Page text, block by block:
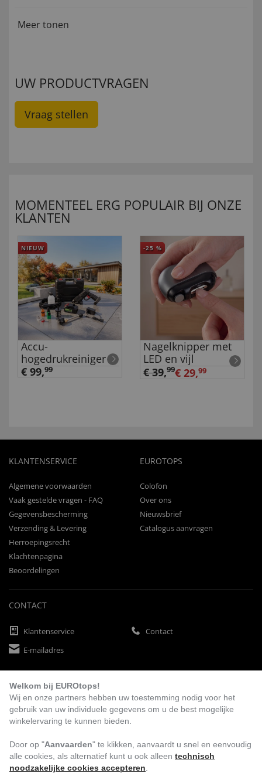
Meer tonen
UW PRODUCTVRAGEN
Vraag stellen
MOMENTEEL ERG POPULAIR BIJ ONZE
KLANTEN
NIEUW
Accu-
hogedrukreiniger
€ 99,99
-25 %
Nagelknipper met
LED en vijl
€ 39,99€ 29,99
KLANTENSERVICE
Algemene voorwaarden
Vaak gestelde vragen - FAQ
Gegevensbescherming
Verzending & Levering
Herroepingsrecht
Klachtenpagina
Beoordelingen
EUROTOPS
Colofon
Over ons
Nieuwsbrief
Catalogus aanvragen
CONTACT
Klantenservice
Contact
E-mailadres
BETAALMETHODEN
Welkom bij EUROtops!
Wij en onze partners hebben uw toestemming nodig voor het
gebruik van uw individuele gegevens om u de best mogelijke
winkelervaring te kunnen bieden.
Door op "Aanvaarden" te klikken, aanvaardt u snel en eenvoudig
alle cookies, als alternatief kunt u ook alleen technisch
noodzakelijke cookies accepteren